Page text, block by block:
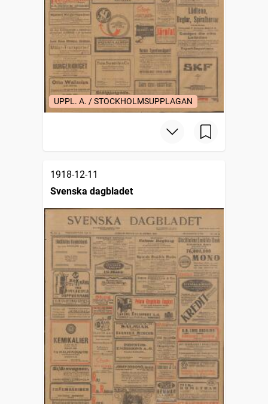
UPPL. A. / STOCKHOLMSUPPLAGAN
1918-12-11
Svenska dagbladet